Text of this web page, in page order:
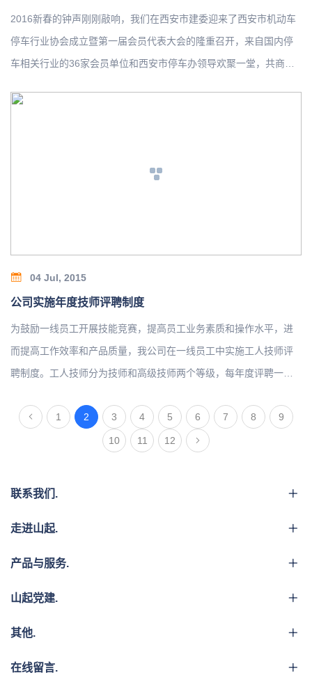
2016新春的钟声刚刚敲响，我们在西安市建委迎来了西安市机动车
停车行业协会成立暨第一届会员代表大会的隆重召开，来自国内停
车相关行业的36家会员单位和西安市停车办领导欢聚一堂，共商建
04 Jul, 2015
公司实施年度技师评聘制度
为鼓励一线员工开展技能竞赛，提高员工业务素质和操作水平，进
而提高工作效率和产品质量，我公司在一线员工中实施工人技师评
聘制度。工人技师分为技师和高级技师两个等级，每年度评聘一
1
2 3 4 5 6 7 8 9
10 11 12
联系我们.
走进山起.
产品与服务.
山起党建.
其他.
在线留言.